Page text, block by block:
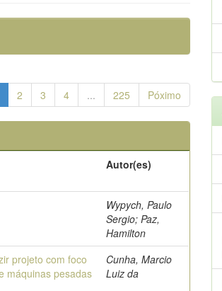
2 3 4 ... 225 Póximo
Autor(es)
Wypych, Paulo
Sergio; Paz,
Hamilton
projeto com foco
máquinas pesadas
Cunha, Marcio
Luiz da